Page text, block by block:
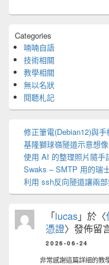
Categories
喃喃自語
技術相關
教學相關
無以名狀
閱聽札記
修正筆電(Debian12)與
基隆獅球嶺隧道示意想像
使用 AI 的整理照片隨手
Swaks – SMTP 用的瑞
利用 ssh反向隧道讓兩
「lucas」於〈
憑證〉發佈留
2026-06-24
非常感謝這篇詳細的